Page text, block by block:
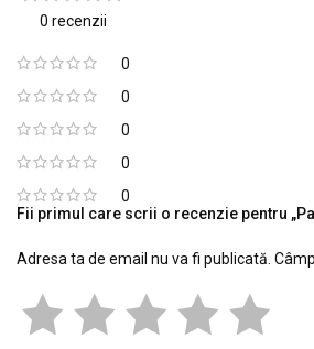
0 recenzii
0
0
0
0
0
Fii primul care scrii o recenzie pentru
Adresa ta de email nu va fi publicată.